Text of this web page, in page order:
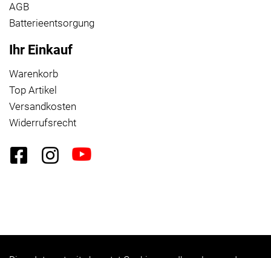
AGB
Batterieentsorgung
Ihr Einkauf
Warenkorb
Top Artikel
Versandkosten
Widerrufsrecht